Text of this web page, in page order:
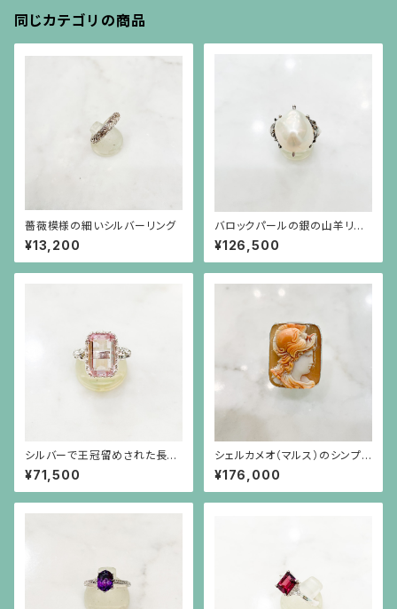
同じカテゴリの商品
薔薇模様の細いシルバーリング
¥13,200
バロックパールの銀の山羊リン
グ
¥126,500
シルバーで王冠留めされた長方
形のクンツァイト（6.73ct）のラ
イオンリング
¥71,500
シェルカメオ（マルス）のシンプル
なシルバーリング（サイズ直し不
可）
¥176,000